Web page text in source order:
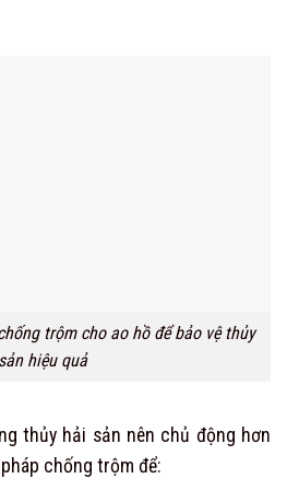
trộm cho ao hồ để bảo vệ thủy
sản hiệu quả
thủy hải sản nên chủ động hơn
chống trộm để: